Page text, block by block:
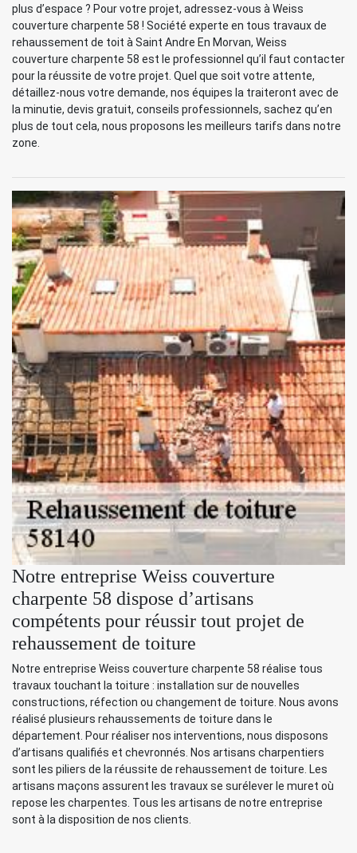
plus d’espace ? Pour votre projet, adressez-vous à Weiss
couverture charpente 58 ! Société experte en tous travaux de
rehaussement de toit à Saint Andre En Morvan, Weiss
couverture charpente 58 est le professionnel qu’il faut contacter
pour la réussite de votre projet. Quel que soit votre attente,
détaillez-nous votre demande, nos équipes la traiteront avec de
la minutie, devis gratuit, conseils professionnels, sachez qu’en
plus de tout cela, nous proposons les meilleurs tarifs dans notre
zone.
Notre entreprise Weiss couverture
charpente 58 dispose d’artisans
compétents pour réussir tout projet de
rehaussement de toiture
Notre entreprise Weiss couverture charpente 58 réalise tous
travaux touchant la toiture : installation sur de nouvelles
constructions, réfection ou changement de toiture. Nous avons
réalisé plusieurs rehaussements de toiture dans le
département. Pour réaliser nos interventions, nous disposons
d’artisans qualifiés et chevronnés. Nos artisans charpentiers
sont les piliers de la réussite de rehaussement de toiture. Les
artisans maçons assurent les travaux se surélever le muret où
repose les charpentes. Tous les artisans de notre entreprise
sont à la disposition de nos clients.